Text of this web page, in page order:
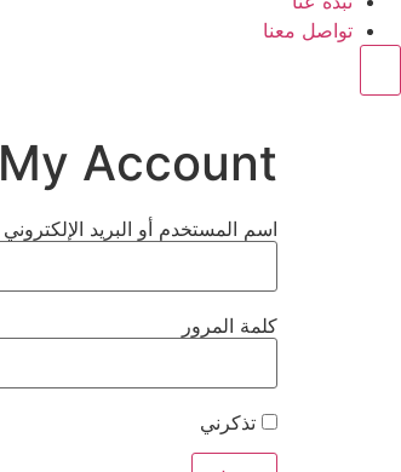
تواصل معنا
My Account
اسم المستخدم أو البريد الإلكتروني
كلمة المرور
تذكرني